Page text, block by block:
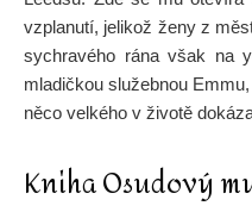
vzplanutí, jelikož ženy z
sychravého rána však na
mladičkou služebnou
něco velkého v životě
Kniha Osudový